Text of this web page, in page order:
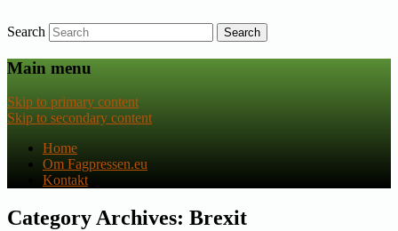
Fagpressen.eu
Nyheder om dansk EU-politik
Search
Main menu
Skip to primary content
Skip to secondary content
Home
Om Fagpressen.eu
Kontakt
Category Archives: Brexit